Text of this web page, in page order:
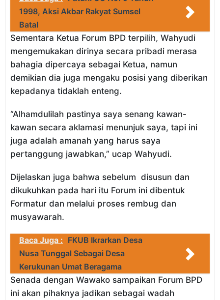
1998, Aksi Akbar Rakyat Sumsel
Batal
Sementara Ketua Forum BPD terpilih, Wahyudi
mengemukakan dirinya secara pribadi merasa
bahagia dipercaya sebagai Ketua, namun
demikian dia juga mengaku posisi yang diberikan
kepadanya tidaklah enteng.
“Alhamdulilah pastinya saya senang kawan-
kawan secara aklamasi menunjuk saya, tapi ini
juga adalah amanah yang harus saya
pertanggung jawabkan,” ucap Wahyudi.
Dijelaskan juga bahwa sebelum disusun dan
dikukuhkan pada hari itu Forum ini dibentuk
Formatur dan melalui proses rembug dan
musyawarah.
Baca Juga : FKUB Ikrarkan Desa
Nusa Tunggal Sebagai Desa
Kerukunan Umat Beragama
Senada dengan Wawako sampaikan Forum BPD
ini akan pihaknya jadikan sebagai wadah